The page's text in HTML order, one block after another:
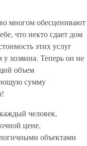
многом обесценивают
что некто сдает дом
этих услуг
хозяина. Теперь он не
объем
сумму
человек,
цене,
объектами